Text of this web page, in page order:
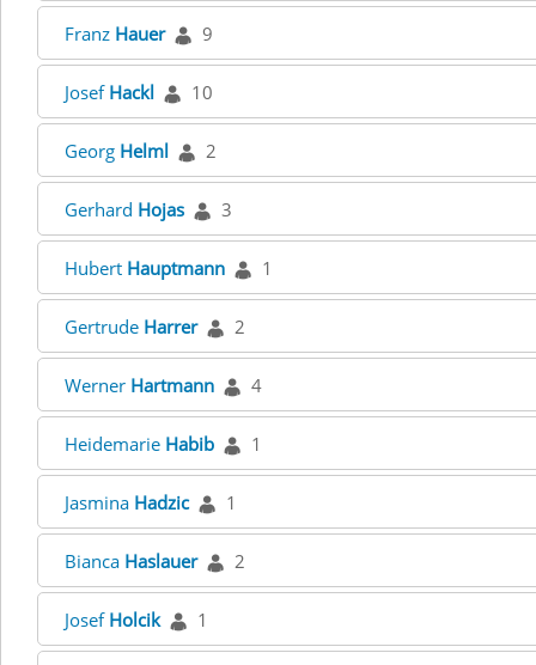
Franz Hauer 9
Josef Hackl 10
Georg Helml 2
Gerhard Hojas 3
Hubert Hauptmann 1
Gertrude Harrer 2
Werner Hartmann 4
Heidemarie Habib 1
Jasmina Hadzic 1
Bianca Haslauer 2
Josef Holcik 1